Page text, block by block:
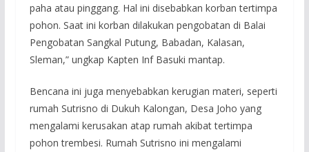
paha atau pinggang. Hal ini disebabkan korban tertimpa
pohon. Saat ini korban dilakukan pengobatan di Balai
Pengobatan Sangkal Putung, Babadan, Kalasan,
Sleman,” ungkap Kapten Inf Basuki mantap.
Bencana ini juga menyebabkan kerugian materi, seperti
rumah Sutrisno di Dukuh Kalongan, Desa Joho yang
mengalami kerusakan atap rumah akibat tertimpa
pohon trembesi. Rumah Sutrisno ini mengalami